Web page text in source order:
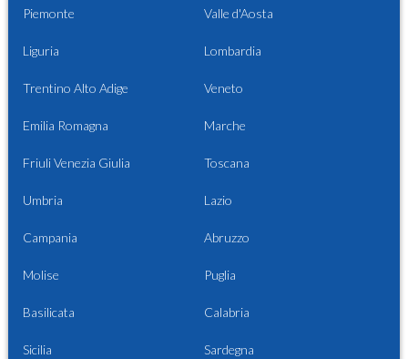
Piemonte Valle d'Aosta
Liguria Lombardia
Trentino Alto Adige Veneto
Emilia Romagna Marche
Friuli Venezia Giulia Toscana
Umbria Lazio
Campania Abruzzo
Molise Puglia
Basilicata Calabria
Sicilia Sardegna